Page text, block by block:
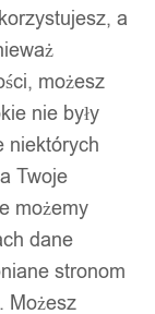
a
możesz
nie były
niektórych
Twoje
możemy
dane
stronom
Możesz